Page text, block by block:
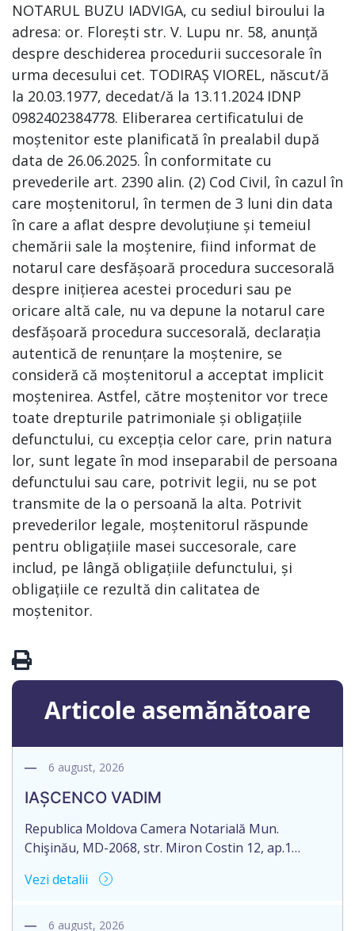
NOTARUL BUZU IADVIGA, cu sediul biroului la
adresa: or. Florești str. V. Lupu nr. 58, anunță
despre deschiderea procedurii succesorale în
urma decesului cet. TODIRAȘ VIOREL, născut/ă
la 20.03.1977, decedat/ă la 13.11.2024 IDNP
0982402384778. Eliberarea certificatului de
moștenitor este planificată în prealabil după
data de 26.06.2025. În conformitate cu
prevederile art. 2390 alin. (2) Cod Civil, în cazul în
care moștenitorul, în termen de 3 luni din data
în care a aflat despre devoluțiune și temeiul
chemării sale la moștenire, fiind informat de
notarul care desfășoară procedura succesorală
despre inițierea acestei proceduri sau pe
oricare altă cale, nu va depune la notarul care
desfășoară procedura succesorală, declarația
autentică de renunțare la moștenire, se
consideră că moștenitorul a acceptat implicit
moștenirea. Astfel, către moștenitor vor trece
toate drepturile patrimoniale și obligațiile
defunctului, cu excepția celor care, prin natura
lor, sunt legate în mod inseparabil de persoana
defunctului sau care, potrivit legii, nu se pot
transmite de la o persoană la alta. Potrivit
prevederilor legale, moștenitorul răspunde
pentru obligațiile masei succesorale, care
includ, pe lângă obligațiile defunctului, și
obligațiile ce rezultă din calitatea de
moștenitor.
Articole asemănătoare
6 august, 2026
IAȘCENCO VADIM
Republica Moldova Camera Notarială Mun.
Chişinău, MD-2068, str. Miron Costin 12, ap.1
373 22) 43-45-06; 43-45-07 Nr. de ieșire: 485 Din 06
Chișinău, str. București 90 of.16 Informație privind
Vezi detalii
6 august, 2026